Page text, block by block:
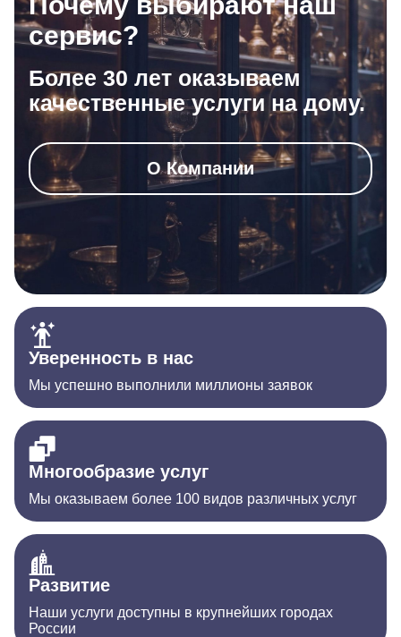
сервис?
Более 30 лет оказываем
качественные услуги на дому.
О Компании
Уверенность в нас
Мы успешно выполнили миллионы заявок
Многообразие услуг
Мы оказываем более 100 видов различных услуг
Развитие
Наши услуги доступны в крупнейших городах
России